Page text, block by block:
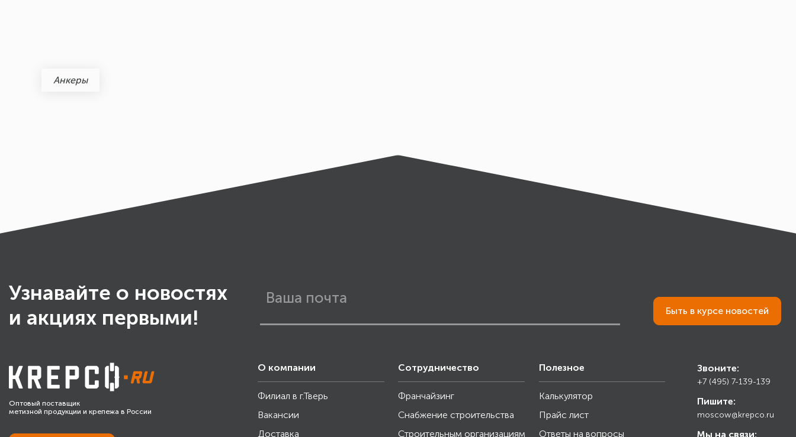
Анкеры
Узнавайте о новостях
и акциях первыми!
Быть в курсе новостей
Оптовый поставщик
метизной продукции и крепежа в России
О компании
Филиал в г.Тверь
Вакансии
Доставка
Сотрудничество
Франчайзинг
Снабжение строительства
Строительным организациям
Полезное
Калькулятор
Прайс лист
Ответы на вопросы
Звоните:
+7 (495) 7-139-139
Пишите:
moscow@krepco.ru
Мы на связи: